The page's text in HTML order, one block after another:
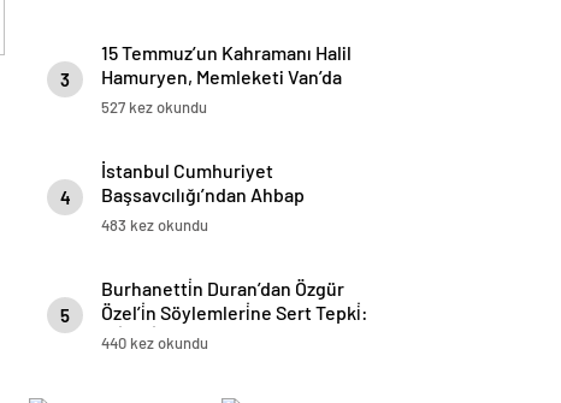
3
15 Temmuz’un Kahramanı Halil
Hamuryen, Memleketi Van’da
Dualarla Anıldı
527 kez okundu
4
İstanbul Cumhuriyet
Başsavcılığı’ndan Ahbap
Soruşturması: Bilirkişi Heyeti
483 kez okundu
5
Burhanetti̇n Duran’dan Özgür
Özel’i̇n Söylemleri̇ne Sert Tepki̇:
“Si̇yasi̇ Nezaket Ve Gerçeklik
440 kez okundu